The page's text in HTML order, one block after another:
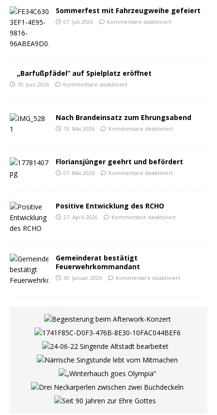
Sommerfest mit Fahrzeugweihe gefeiert
07. Juli 2026 Kommentare deaktiviert
„Barfußpfädel“ auf Spielplatz eröffnet
10. Juni 2026 Kommentare deaktiviert
Nach Brandeinsatz zum Ehrungsabend
13. Mai 2026 Kommentare deaktiviert
Floriansjünger geehrt und befördert
07. Mai 2026 Kommentare deaktiviert
Positive Entwicklung des RCHO
27. April 2026 Kommentare deaktiviert
Gemeinderat bestätigt
Feuerwehrkommandant
30. Januar 2026 Kommentare deaktiviert